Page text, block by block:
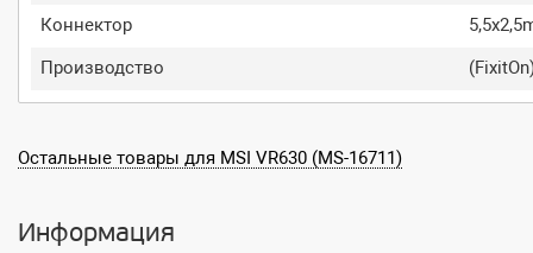
Коннектор
Производство
Остальные товары для MSI VR630 (MS-16711)
Информация